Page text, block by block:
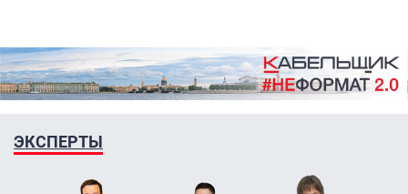
ЭКСПЕРТЫ